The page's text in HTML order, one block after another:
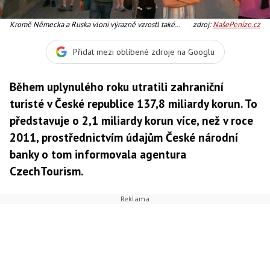
Kromě Německa a Ruska vloni výrazně vzrostl také
a USA. Foto:SXC
zdroj:NašePeníze.cz
Přidat mezi oblíbené zdroje na Googlu
Během uplynulého roku utratili zahraniční
turisté v České republice 137,8 miliardy korun. To
představuje o 2,1 miliardy korun více, než v roce
2011, prostřednictvím údajům České národní
banky o tom informovala agentura
CzechTourism.